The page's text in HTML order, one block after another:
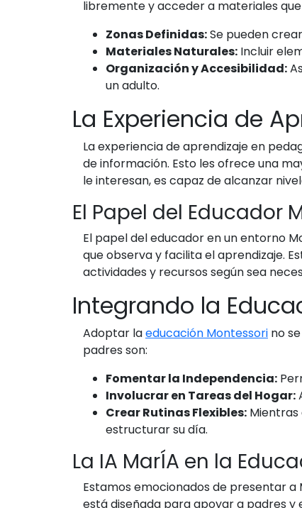
libremente y acceder a materiales
Zonas Definidas:Se pueden
Materiales Naturales: Incluir
Organización y Accesibilidad:
un adulto.
La Experiencia de
La experiencia de aprendizaje en
de información. Esto les ofrece una
le interesan, es capaz de alcanzar
El Papel del Educador
El papel del educador en un entorno
que observa y facilita el aprendizaje.
actividades y recursos según sea
Integrando la
Adoptar laeducación Montessori no
padres son:
Fomentar la Independencia:
Involucrar en Tareas del Hogar:
Crear Rutinas Flexibles:
estructurar su día.
La IA MarÍA en la
Estamos emocionados de presentar
está diseñada para apoyar a padres y